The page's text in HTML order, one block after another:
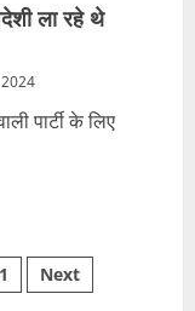
ला रहे थे
पार्टी के लिए
Next